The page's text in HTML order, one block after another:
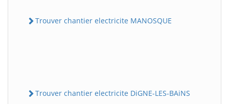
Trouver chantier electricite MANOSQUE
Trouver chantier electricite DiGNE-LES-BAiNS